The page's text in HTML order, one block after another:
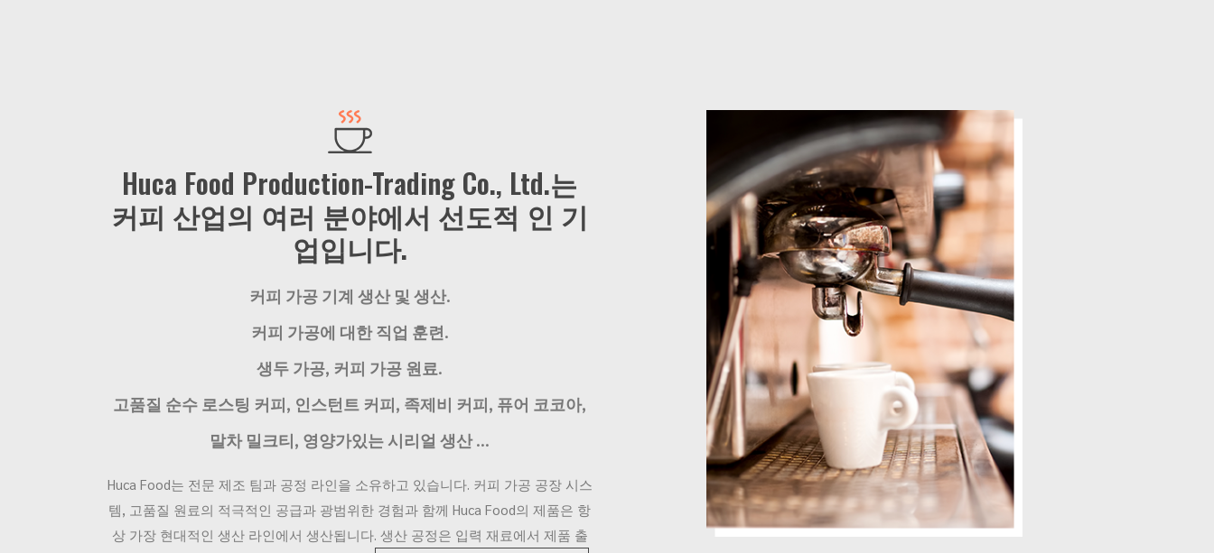
Huca Food Production-Trading Co., Ltd.는
커피 산업의 여러 분야에서 선도적 인 기
업입니다.
커피 가공 기계 생산 및 생산.
커피 가공에 대한 직업 훈련.
생두 가공, 커피 가공 원료.
고품질 순수 로스팅 커피, 인스턴트 커피, 족제비 커피, 퓨어 코코아,
말차 밀크티, 영양가있는 시리얼 생산 ...
Huca Food는 전문 제조 팀과 공정 라인을 소유하고 있습니다. 커피 가공 공장 시스
템, 고품질 원료의 적극적인 공급과 광범위한 경험과 함께 Huca Food의 제품은 항
상 가장 현대적인 생산 라인에서 생산됩니다. 생산 공정은 입력 재료에서 제품 출